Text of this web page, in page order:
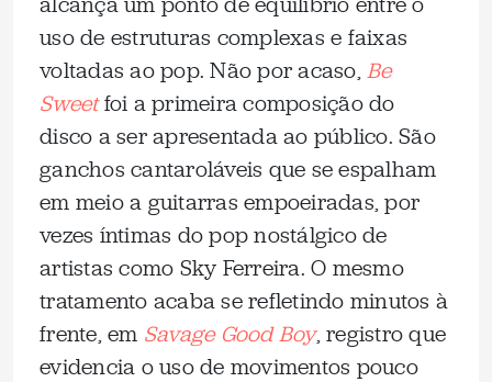
uso de estruturas complexas e faixas
voltadas ao pop. Não por acaso,Be
Sweetfoi a primeira composição do
disco a ser apresentada ao público. São
ganchos cantaroláveis que se espalham
em meio a guitarras empoeiradas, por
vezes íntimas do pop nostálgico de
artistas como Sky Ferreira. O mesmo
tratamento acaba se refletindo minutos à
frente, em Savage Good Boy, registro que
evidencia o uso de movimentos pouco